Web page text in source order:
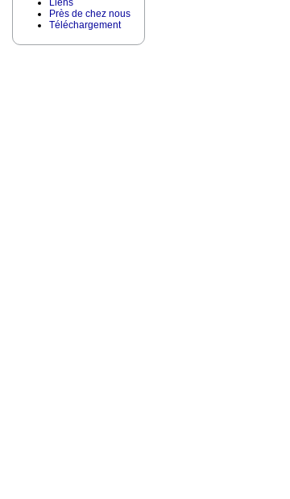
Liens
Près de chez nous
Téléchargement